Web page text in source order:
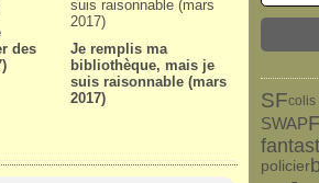
des
Je remplis ma
bibliothèque, mais je
suis raisonnable (mars
2017)
Mars
Avril
Mai
Mars
Juin
Avril
Février
Juillet
Mai
SFcolis
SWAP
policier